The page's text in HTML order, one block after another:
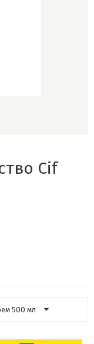
Cif
500 мл